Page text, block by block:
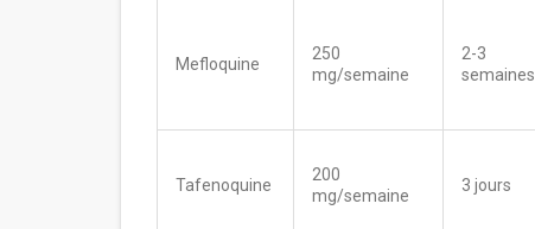
Mefloquine
250
mg/semaine
2-3
semaines
Tafenoquine
200
mg/semaine
3 jours